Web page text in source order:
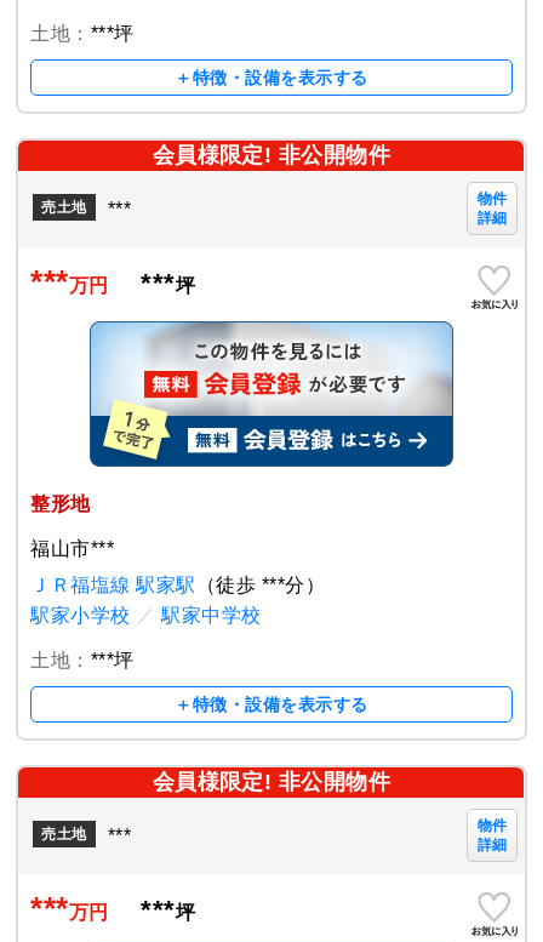
土地： ***坪
＋特徴・設備を表示する
会員様限定! 非公開物件
売土地 ***
物件
詳細
***万円 ***坪
整形地
福山市***
ＪＲ福塩線 駅家駅
（徒歩 ***分）
駅家小学校 ／ 駅家中学校
土地： ***坪
＋特徴・設備を表示する
会員様限定! 非公開物件
売土地 ***
物件
詳細
***万円 ***坪